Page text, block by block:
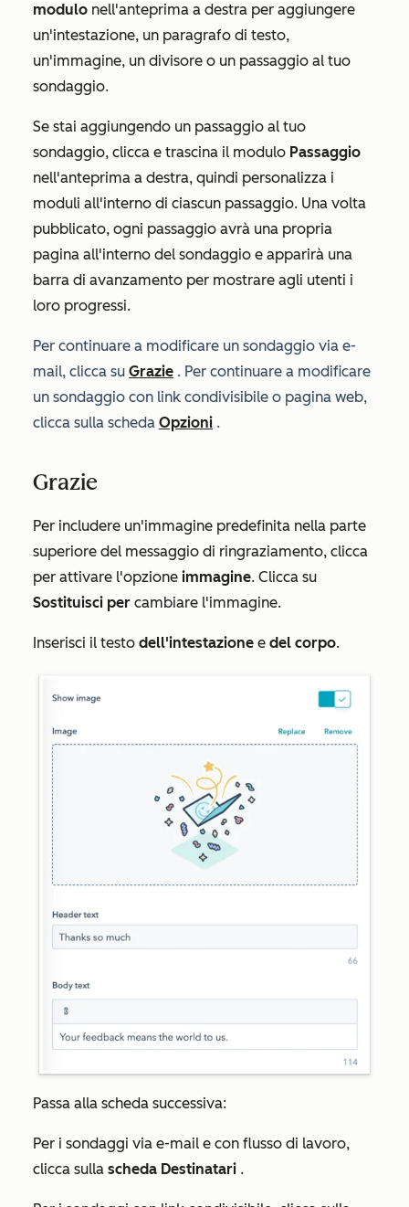
modulo nell'anteprima a destra per aggiungere
un'intestazione, un paragrafo di testo,
un'immagine, un divisore o un passaggio al tuo
sondaggio.
Se stai aggiungendo un passaggio al tuo
sondaggio, clicca e trascina il modulo Passaggio
nell'anteprima a destra, quindi personalizza i
moduli all'interno di ciascun passaggio. Una volta
pubblicato, ogni passaggio avrà una propria
pagina all'interno del sondaggio e apparirà una
barra di avanzamento per mostrare agli utenti i
loro progressi.
Per continuare a modificare un sondaggio via e-
mail, clicca su Grazie . Per continuare a modificare
un sondaggio con link condivisibile o pagina web,
clicca sulla scheda Opzioni .
Grazie
Per includere un'immagine predefinita nella parte
superiore del messaggio di ringraziamento, clicca
per attivare l'opzione immagine. Clicca su
Sostituisci per cambiare l'immagine.
Inserisci il testo dell'intestazione e del corpo.
Passa alla scheda successiva:
Per i sondaggi via e-mail e con flusso di lavoro,
clicca sulla scheda Destinatari .